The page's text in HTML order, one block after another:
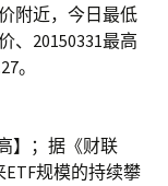
附近，今日最低
、20150331最高
。
】；据《财联
规模的持续攀